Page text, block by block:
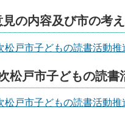
見の内容及び市の考
松戸市子どもの読書活動
松戸市子どもの読書
松戸市子どもの読書活動推